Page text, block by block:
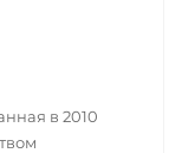
в 2010